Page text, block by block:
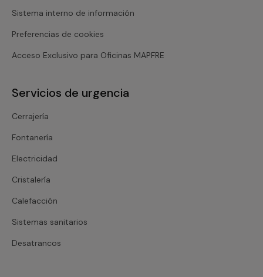
Sistema interno de información
Preferencias de cookies
Acceso Exclusivo para Oficinas MAPFRE
Servicios de urgencia
Cerrajería
Fontanería
Electricidad
Cristalería
Calefacción
Sistemas sanitarios
Desatrancos